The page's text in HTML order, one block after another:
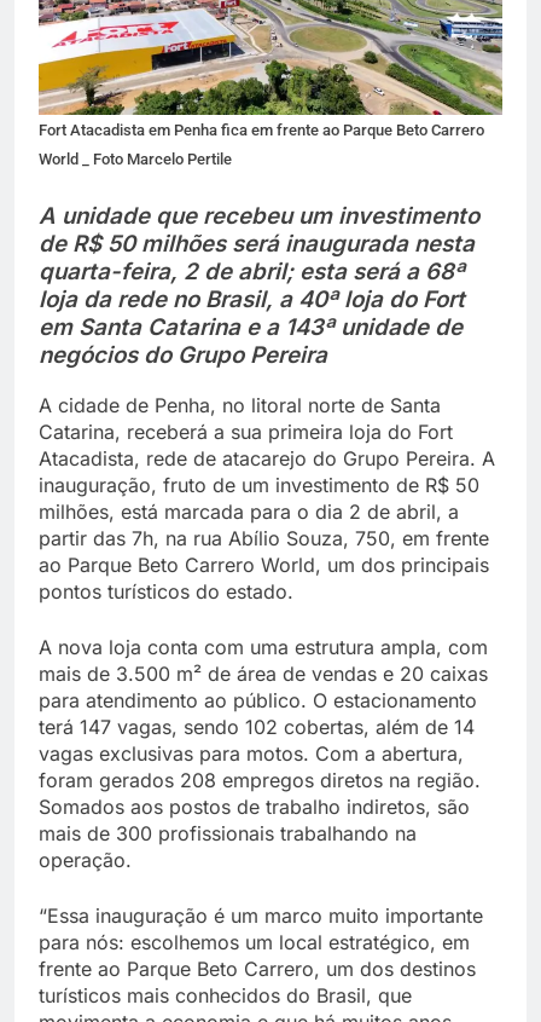
Fort Atacadista em Penha fica em frente ao Parque Beto Carrero
World _ Foto Marcelo Pertile
A unidade que recebeu um investimento
de R$ 50 milhões será inaugurada nesta
quarta-feira, 2 de abril; esta será a 68ª
loja da rede no Brasil, a 40ª loja do Fort
em Santa Catarina e a 143ª unidade de
negócios do Grupo Pereira
A cidade de Penha, no litoral norte de Santa
Catarina, receberá a sua primeira loja do Fort
Atacadista, rede de atacarejo do Grupo Pereira. A
inauguração, fruto de um investimento de R$ 50
milhões, está marcada para o dia 2 de abril, a
partir das 7h, na rua Abílio Souza, 750, em frente
ao Parque Beto Carrero World, um dos principais
pontos turísticos do estado.
A nova loja conta com uma estrutura ampla, com
mais de 3.500 m² de área de vendas e 20 caixas
para atendimento ao público. O estacionamento
terá 147 vagas, sendo 102 cobertas, além de 14
vagas exclusivas para motos. Com a abertura,
foram gerados 208 empregos diretos na região.
Somados aos postos de trabalho indiretos, são
mais de 300 profissionais trabalhando na
operação.
“Essa inauguração é um marco muito importante
para nós: escolhemos um local estratégico, em
frente ao Parque Beto Carrero, um dos destinos
turísticos mais conhecidos do Brasil, que